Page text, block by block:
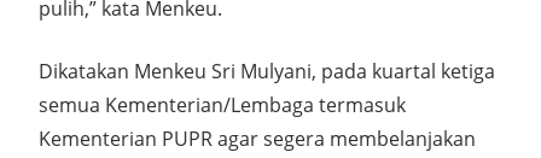
pulih,” kata Menkeu.
Dikatakan Menkeu Sri Mulyani, pada kuartal ketiga
semua Kementerian/Lembaga termasuk
Kementerian PUPR agar segera membelanjakan